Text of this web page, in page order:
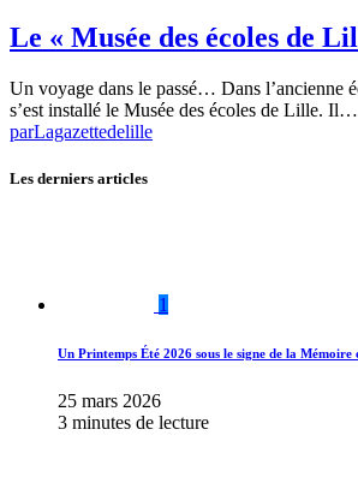
Le « Musée des écoles de
Un voyage dans le passé… Dans l’ancienne
s’est installé le Musée des écoles de Lille. Il…
parLagazettedelille
Les derniers articles
1
Un Printemps Été 2026 sous le signe de la Mémoire
25 mars 2026
3 minutes de lecture